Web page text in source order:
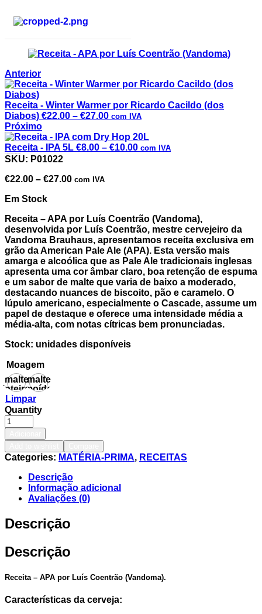
Anterior
Receita - Winter Warmer por Ricardo Cacildo (dos
Diabos) €22.00 – €27.00 com IVA
Próximo
Receita - IPA 5L €8.00 – €10.00 com IVA
SKU: P01022
€22.00 – €27.00 com IVA
Em Stock
Receita – APA por Luís Coentrão (Vandoma),
desenvolvida por Luís Coentrão, mestre cervejeiro da
Vandoma Brauhaus, apresentamos receita exclusiva em
grão da American Pale Ale (APA). Esta versão mais
amarga e alcoólica que as Pale Ale tradicionais inglesas
apresenta uma cor âmbar claro, boa retenção de espuma
e um sabor de malte que varia de baixo a moderado,
destacando nuances de biscoito, pão e caramelo. O
lúpulo americano, especialmente o Cascade, assume um
papel de destaque e oferece uma intensidade média a
média-alta, com notas cítricas bem pronunciadas.
Stock: unidades disponíveis
Moagem
malte
inteiro
malte
moído
Limpar
Quantity
Categories: MATÉRIA-PRIMA, RECEITAS
Descrição
Informação adicional
Avaliações (0)
Descrição
Descrição
Receita – APA por Luís Coentrão (Vandoma).
Características da cerveja: